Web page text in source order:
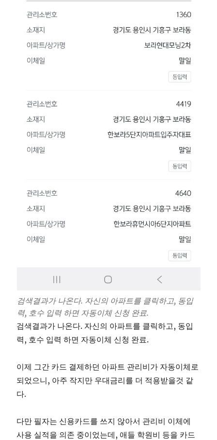
검색결과가 나온다. 자신의 아파트를 클릭하고, 동입
력, 호수 입력 하면 자동이체 신청 완료.
검색결과가 나온다. 자신의 아파트를 클릭하고, 동입
력, 호수 입력 하면 자동이체 신청 완료.
이제 그간 카드 결제하던 아파트 관리비가 자동이체로
되었으니, 아주 작지만 우대금리를 더 적용받을것 같
다.
다만 필자는 신용카드를 쓰지 않아서 관리비 이체에
사용 실적을 의존 중이었는데, 애들 학원비 등을 카드